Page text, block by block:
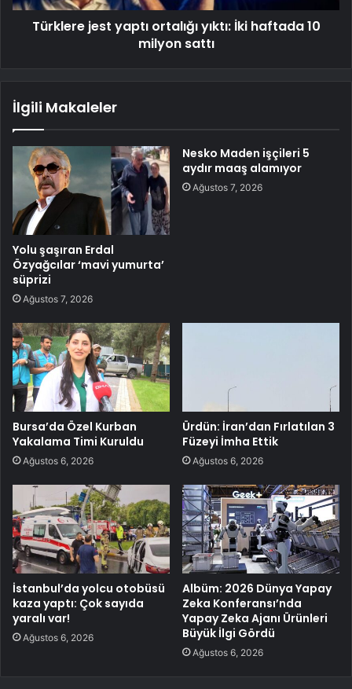
Türklere jest yaptı ortalığı yıktı: İki haftada 10
milyon sattı
İlgili Makaleler
Yolu şaşıran Erdal
Özyağcılar ‘mavi yumurta’
süprizi
Ağustos 7, 2026
Nesko Maden işçileri 5
aydır maaş alamıyor
Ağustos 7, 2026
Bursa’da Özel Kurban
Yakalama Timi Kuruldu
Ağustos 6, 2026
Ürdün: İran’dan Fırlatılan 3
Füzeyi İmha Ettik
Ağustos 6, 2026
İstanbul’da yolcu otobüsü
kaza yaptı: Çok sayıda
yaralı var!
Ağustos 6, 2026
Albüm: 2026 Dünya Yapay
Zeka Konferansı’nda
Yapay Zeka Ajanı Ürünleri
Büyük İlgi Gördü
Ağustos 6, 2026